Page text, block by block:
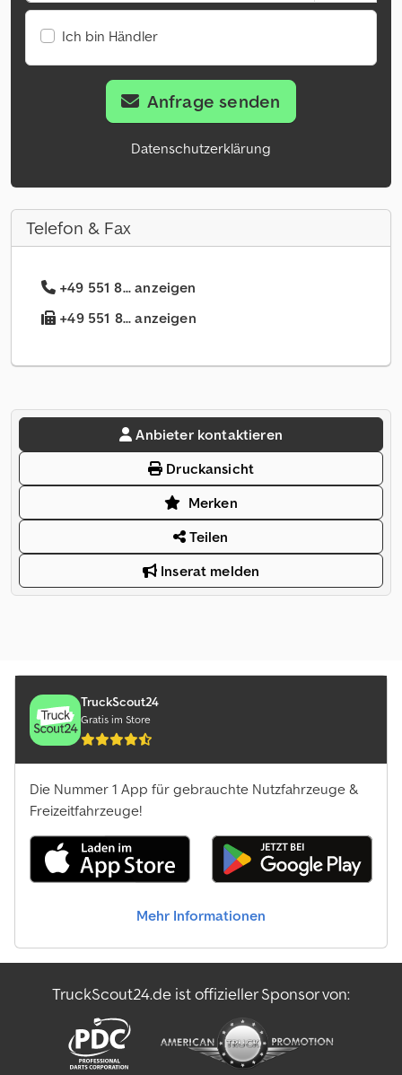
Ich bin Händler
Anfrage senden
Datenschutzerklärung
Telefon & Fax
+49 551 8... anzeigen
+49 551 8... anzeigen
Anbieter kontaktieren
Druckansicht
Merken
Teilen
Inserat melden
TruckScout24
Gratis im Store
Die Nummer 1 App für gebrauchte Nutzfahrzeuge &
Freizeitfahrzeuge!
Mehr Informationen
TruckScout24.de ist offizieller Sponsor von: